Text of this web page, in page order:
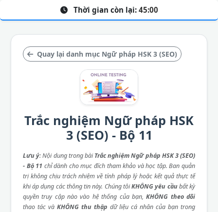
Quay lại danh mục Ngữ pháp HSK 3 (SEO)
Trắc nghiệm Ngữ pháp HSK
3 (SEO) - Bộ 11
Lưu ý: Nội dung trong bàiTrắc nghiệm Ngữ pháp HSK 3 (SEO)
- Bộ 11 chỉ dành cho mục đích tham khảo và học tập. Ban quản
trị không chịu trách nhiệm về tính pháp lý hoặc kết quả thực tế
khi áp dụng các thông tin này. Chúng tôiKHÔNG yêu cầubất kỳ
quyền truy cập nào vào hệ thống của bạn,KHÔNG theo dõi
thao tác và KHÔNG thu thập dữ liệu cá nhân của bạn trong
Thời gian còn lại: 45:00